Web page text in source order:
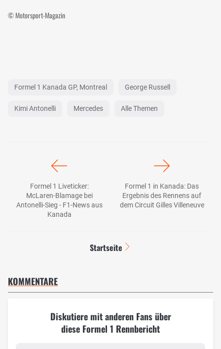
© Motorsport-Magazin
Formel 1 Kanada GP, Montreal George Russell
Kimi Antonelli Mercedes Alle Themen
Formel 1 Liveticker:
McLaren-Blamage bei
Antonelli-Sieg - F1-News aus
Kanada
Formel 1 in Kanada: Das
Ergebnis des Rennens auf
dem Circuit Gilles Villeneuve
Startseite
KOMMENTARE
Diskutiere mit anderen Fans über
diese Formel 1 Rennbericht